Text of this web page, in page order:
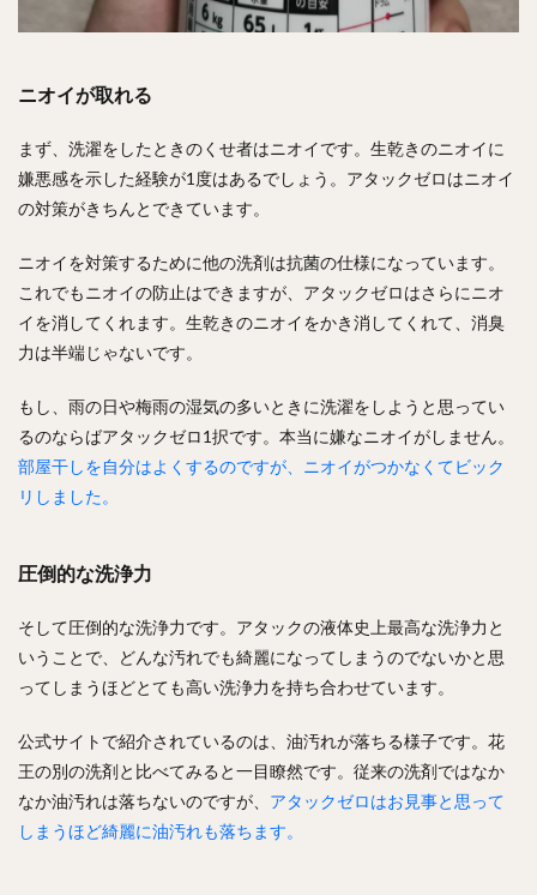
ニオイが取れる
まず、洗濯をしたときのくせ者はニオイです。生乾きのニオイに
嫌悪感を示した経験が1度はあるでしょう。アタックゼロはニオイ
の対策がきちんとできています。
ニオイを対策するために他の洗剤は抗菌の仕様になっています。
これでもニオイの防止はできますが、アタックゼロはさらにニオ
イを消してくれます。生乾きのニオイをかき消してくれて、消臭
力は半端じゃないです。
もし、雨の日や梅雨の湿気の多いときに洗濯をしようと思ってい
るのならばアタックゼロ1択です。本当に嫌なニオイがしません。
部屋干しを自分はよくするのですが、ニオイがつかなくてビック
リしました。
圧倒的な洗浄力
そして圧倒的な洗浄力です。アタックの液体史上最高な洗浄力と
いうことで、どんな汚れでも綺麗になってしまうのでないかと思
ってしまうほどとても高い洗浄力を持ち合わせています。
公式サイトで紹介されているのは、油汚れが落ちる様子です。花
王の別の洗剤と比べてみると一目瞭然です。従来の洗剤ではなか
なか油汚れは落ちないのですが、 アタックゼロはお見事と思って
しまうほど綺麗に油汚れも落ちます。